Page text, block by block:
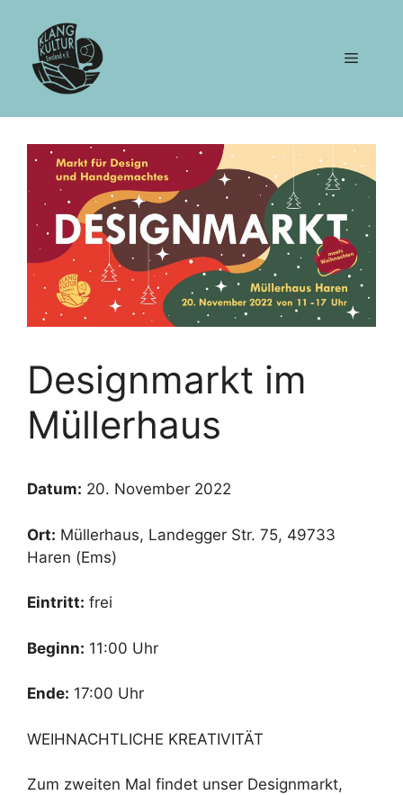
springen
Menü
Designmarkt im
Müllerhaus
Datum: 20. November 2022
Ort: Müllerhaus, Landegger Str. 75, 49733
Haren (Ems)
Eintritt: frei
Beginn: 11:00 Uhr
Ende: 17:00 Uhr
WEIHNACHTLICHE KREATIVITÄT
Zum zweiten Mal findet unser Designmarkt,